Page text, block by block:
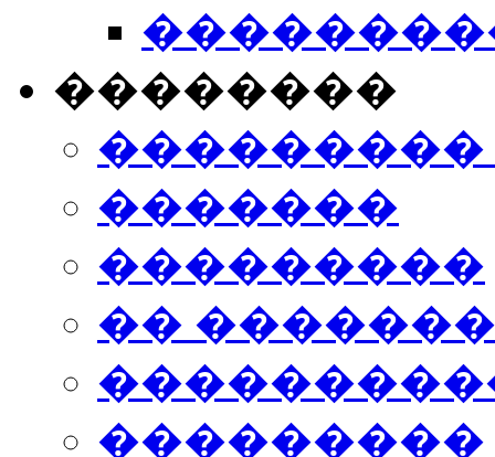
��������
���������
�������
���������
��
���������